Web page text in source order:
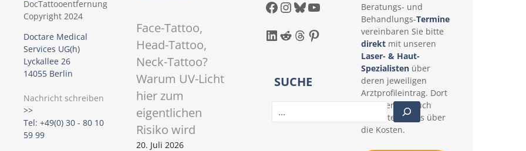
a
t
i
o
n
Doctare Medical
Services UG(h)
Lyckallee 26
14055 Berlin
Nachricht schreiben
>>
Tel: +49(0) 30 - 80 10
59 99
Face-Tattoo,
Head-Tattoo,
Neck-Tattoo?
Warum UV-Licht
hier zum
eigentlichen
Risiko wird
20. Juli 2026
Facebook InstagramBluesky YouTube
LinkedIn Reddit Threads Pinterest
SUCHE
Beratungs- und
Behandlungs-Termine
vereinbaren Sie bitte
direktmit unseren
Laser- & Haut-
Spezialistenüber
deren jeweiligen
Arztprofileintrag. Dort
erfahren Sie auch
konkrete Details über
die Kosten.